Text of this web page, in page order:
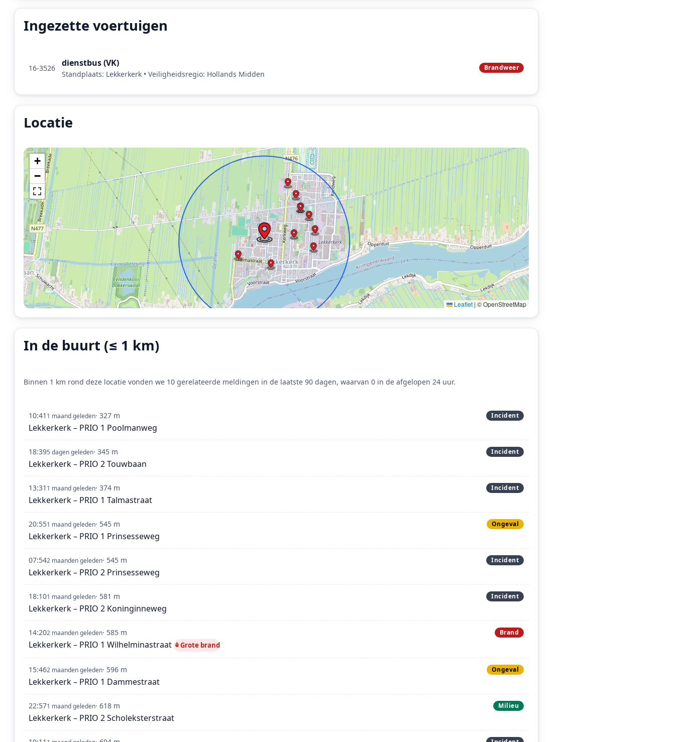
Ingezette voertuigen
16-3526 dienstbus (VK)
Standplaats: Lekkerkerk • Veiligheidsregio: Hollands Midden
Brandweer
Locatie
+
−
Leaflet | © OpenStreetMap
Locatie van het incident: Vincent van Goghstraat, Lekkerkerk.
In de buurt (≤ 1 km)
Binnen 1 km rond deze locatie vonden we 10 gerelateerde meldingen in de laatste 90 dagen, waarvan 0 in de afgelopen 24 uur.
10:41 1 maand geleden· 327 m Incident
Lekkerkerk – PRIO 1 Poolmanweg
18:395 dagen geleden· 345 m Incident
Lekkerkerk – PRIO 2 Touwbaan
13:31 1 maand geleden· 374 m Incident
Lekkerkerk – PRIO 1 Talmastraat
20:551 maand geleden· 545 m Ongeval
Lekkerkerk – PRIO 1 Prinsesseweg
07:542 maanden geleden· 545 m Incident
Lekkerkerk – PRIO 2 Prinsesseweg
18:101 maand geleden· 581 m Incident
Lekkerkerk – PRIO 2 Koninginneweg
14:202 maanden geleden· 585 m Brand
Lekkerkerk – PRIO 1 Wilhelminastraat Grote brand
15:462 maanden geleden· 596 m Ongeval
Lekkerkerk – PRIO 1 Dammestraat
22:571 maand geleden· 618 m Milieu
Lekkerkerk – PRIO 2 Scholeksterstraat